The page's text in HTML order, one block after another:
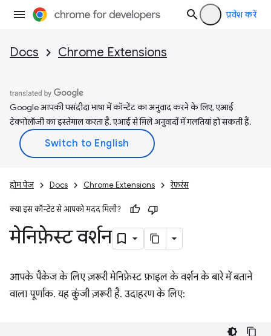
प्रवेश करें
Docs Chrome Extensions
Google आपकी पसंदीदा भाषा में कॉन्टेंट का अनुवाद करने के लिए, एआई
टेक्नोलॉजी का इस्तेमाल करता है. एआई से मिले अनुवादों में गलतियां हो सकती हैं.
होम पेज Docs Chrome Extensions रेफ़रंस
क्या इस कॉन्टेंट से आपको मदद मिली?
मेनिफ़ेस्ट वर्शन
आपके पैकेज के लिए ज़रूरी मेनिफ़ेस्ट फ़ाइल के वर्शन के बारे में बताने
वाला पूर्णांक. यह कुंजी ज़रूरी है. उदाहरण के लिए: